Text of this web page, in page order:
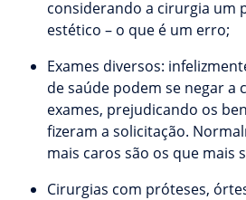
considerando a cirurgia um
estético – o que é um erro;
Exames diversos:
de saúde podem se negar a
exames, prejudicando os
fizeram a solicitação.
mais caros são os que mais
Cirurgias com próteses,